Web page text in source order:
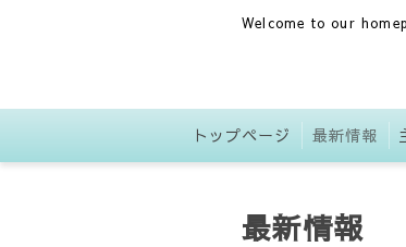
Welcome to our
トップページ 最新情報
最新情報